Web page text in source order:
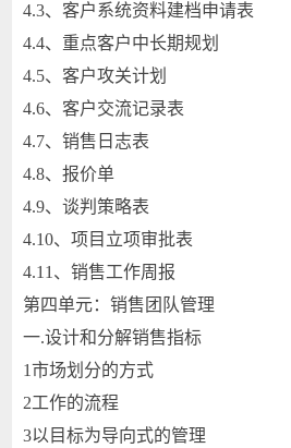
4.3、客户系统资料建档申请表
4.4、重点客户中长期规划
4.5、客户攻关计划
4.6、客户交流记录表
4.7、销售日志表
4.8、报价单
4.9、谈判策略表
4.10、项目立项审批表
4.11、销售工作周报
第四单元：销售团队管理
一.设计和分解销售指标
1市场划分的方式
2工作的流程
3以目标为导向式的管理